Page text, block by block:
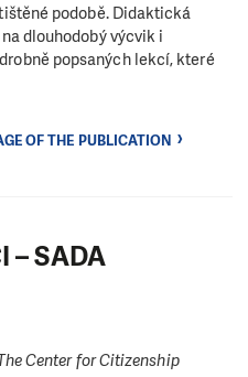
podobě. Didaktická
dlouhodobý výcvik i
popsaných lekcí, které
OF THE PUBLICATION
– SADA
Center for Citizenship